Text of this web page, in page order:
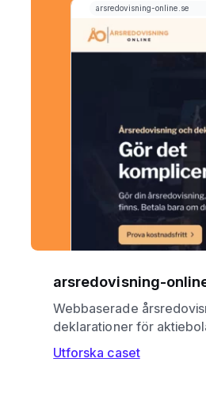
arsredovisning-
Webbaserade
deklarationer för
Utforska caset